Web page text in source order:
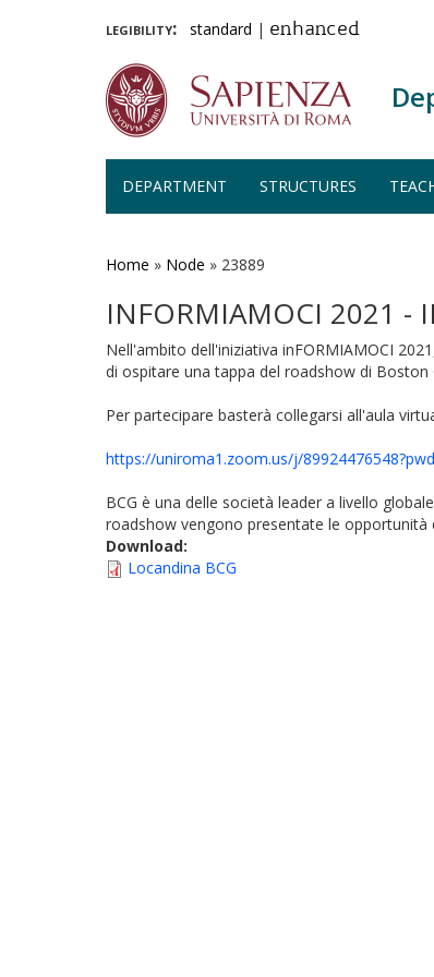
legibility: standard | enhanced
DEPARTMENT STRUCTURES
Home » Node » 23889
INFORMIAMOCI 2021 -
Nell'ambito dell'iniziativa inFORMIAMOCI
di ospitare una tappa del roadshow di Boston
Per partecipare basterà collegarsi all'aula
https://uniroma1.zoom.us/j/
BCG è una delle società leader a livello
roadshow vengono presentate le opportunità
Download:
Locandina BCG